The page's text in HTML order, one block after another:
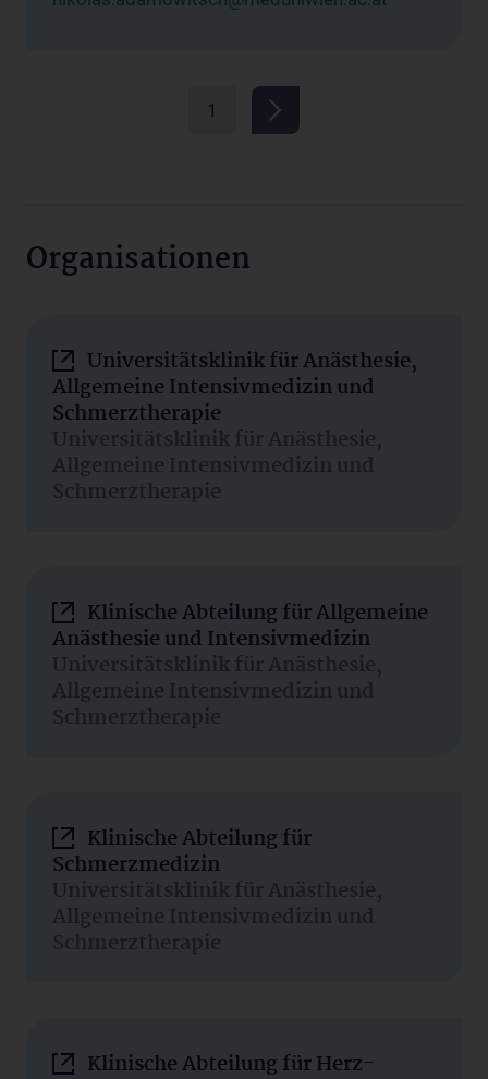
1
Organisationen
Universitätsklinik für Anästhesie,
Allgemeine Intensivmedizin und
Schmerztherapie
Universitätsklinik für Anästhesie,
Allgemeine Intensivmedizin und
Schmerztherapie
Klinische Abteilung für Allgemeine
Anästhesie und Intensivmedizin
Universitätsklinik für Anästhesie,
Allgemeine Intensivmedizin und
Schmerztherapie
Klinische Abteilung für
Schmerzmedizin
Universitätsklinik für Anästhesie,
Allgemeine Intensivmedizin und
Schmerztherapie
Klinische Abteilung für Herz-